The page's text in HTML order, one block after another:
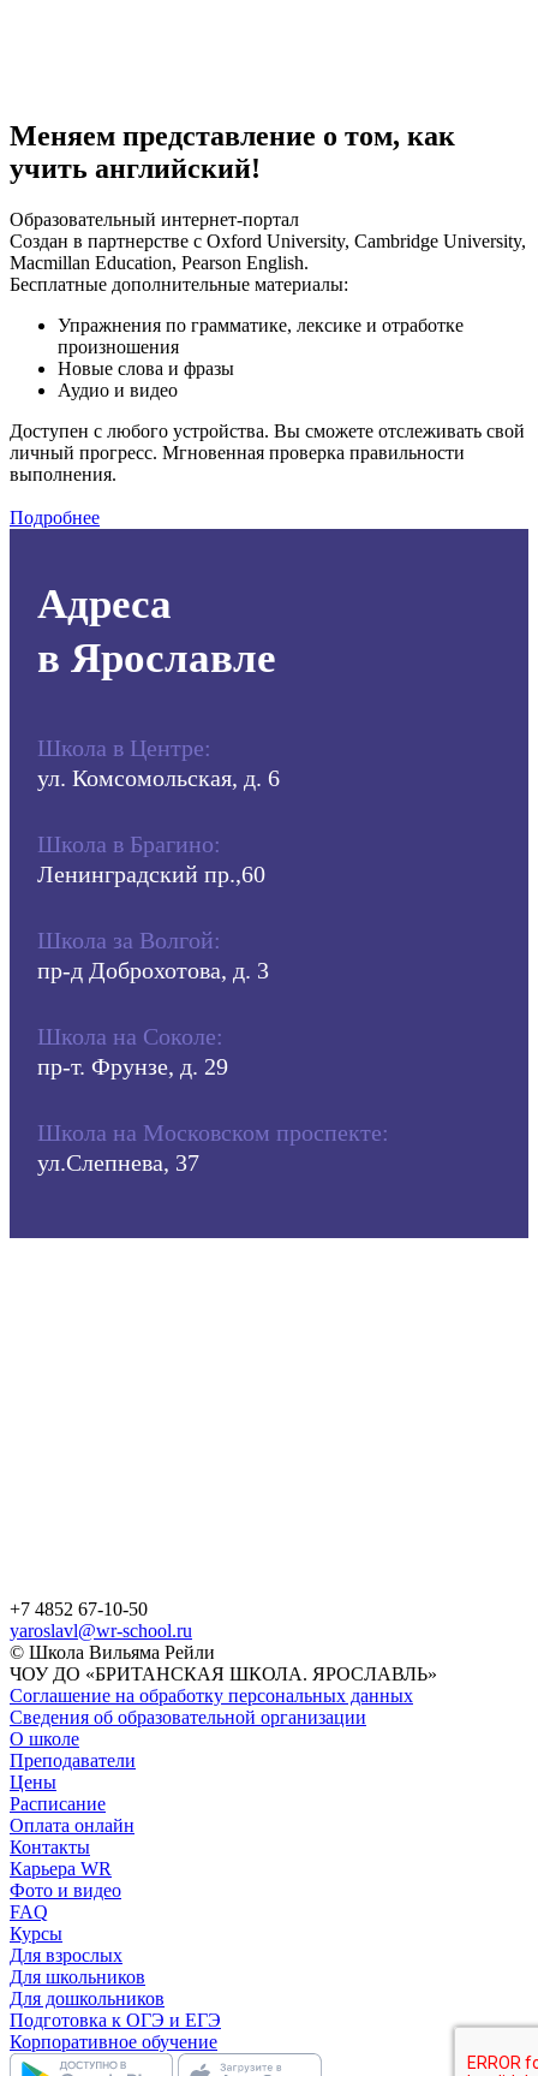
Меняем представление о том, как
учить английский!
Образовательный интернет-портал
Создан в партнерстве с Oxford University, Cambridge University,
Macmillan Education, Pearson English.
Бесплатные дополнительные материалы:
Упражнения по грамматике, лексике и отработке
произношения
Новые слова и фразы
Аудио и видео
Доступен с любого устройства. Вы сможете отслеживать свой
личный прогресс. Мгновенная проверка правильности
выполнения.
Подробнее
Адреса
в Ярославле
Школа в Центре:
ул. Комсомольская, д. 6
Школа в Брагино:
Ленинградский пр.,60
Школа за Волгой:
пр-д Доброхотова, д. 3
Школа на Соколе:
пр-т. Фрунзе, д. 29
Школа на Московском проспекте:
ул.Слепнева, 37
+7 4852 67-10-50
yaroslavl@wr-school.ru
© Школа Вильяма Рейли
ЧОУ ДО «БРИТАНСКАЯ ШКОЛА. ЯРОСЛАВЛЬ»
Соглашение на обработку персональных данных
Сведения об образовательной организации
О школе
Преподаватели
Цены
Расписание
Оплата онлайн
Контакты
Карьера WR
Фото и видео
FAQ
Курсы
Для взрослых
Для школьников
Для дошкольников
Подготовка к ОГЭ и ЕГЭ
Корпоративное обучение